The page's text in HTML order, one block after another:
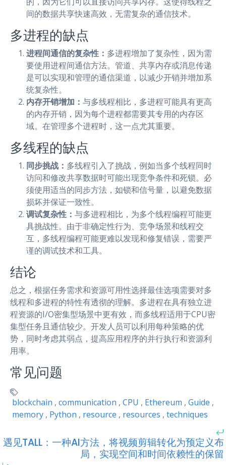
间的数据共享快速高效，无需复杂的通信技术。
多进程的缺点
进程间通信的复杂性： 多进程增加了复杂性，因为需
要使用进程间通信方法。管道、共享内存或消息传递
是可以实现和管理的通信渠道，以减少开销并增加系
统复杂性。
内存开销增加： 与多线程相比，多进程可能具有更高
的内存开销，因为每个进程都需要其专用的内存区
域。在管理多个进程时，这一点尤其重要。
多线程的缺点
同步挑战： 多线程引入了挑战，例如当多个线程同时
访问和修改共享数据时可能出现竞争条件和死锁。必
须使用适当的同步方法，如锁和信号量，以避免数据
损坏并保证一致性。
调试复杂性： 与多进程相比，为多个线程编程可能更
具挑战性。由于非确定性行为、竞争场景和线程交
互，多线程编程可能更难以发现和修复错误，需要严
谨的调试技术和工具。
结论
总之，根据任务需求和资源可用性选择最佳选项需要对多
线程和多进程的特性有透彻的理解。多进程在具有独立进
程资源的I/O密集型场景中更有效，而多线程适用于CPU密
集型任务且通信较少。开发人员可以利用每种策略的优
势，同时考虑其弱点，提高应用程序的并行执行和资源利
用率。
常见问题
blockchain , communication , CPU , Ethereum , Guide ,
memory , Python , resource , resources , techniques
遇见TALL：一种AI方法，将视频剪辑转化为预定义布
局，实现空间和时间依赖性的保留